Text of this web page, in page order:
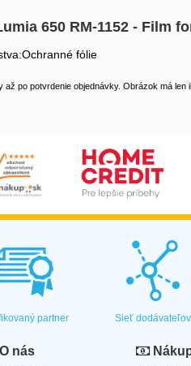
650 RM-1152 - Film
fólie
po potvrdenie objednávky. Obrázok má len
partner Sieť dodávateľov
O nás